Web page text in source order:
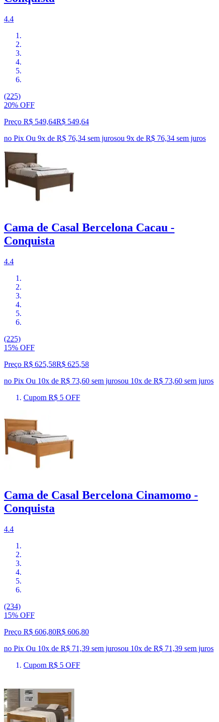
4.4
(225)
20% OFF
Preço R$ 549,64R$ 549,64
no Pix Ou 9x de R$ 76,34 sem jurosou 9x de R$ 76,34 sem juros
Cama de Casal Bercelona Cacau -
Conquista
4.4
(225)
15% OFF
Preço R$ 625,58R$ 625,58
no Pix Ou 10x de R$ 73,60 sem jurosou 10x de R$ 73,60 sem juros
Cupom R$ 5 OFF
Cama de Casal Bercelona Cinamomo -
Conquista
4.4
(234)
15% OFF
Preço R$ 606,80R$ 606,80
no Pix Ou 10x de R$ 71,39 sem jurosou 10x de R$ 71,39 sem juros
Cupom R$ 5 OFF